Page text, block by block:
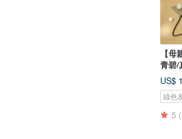
【
青碧/
斜背
US$
綠色
5